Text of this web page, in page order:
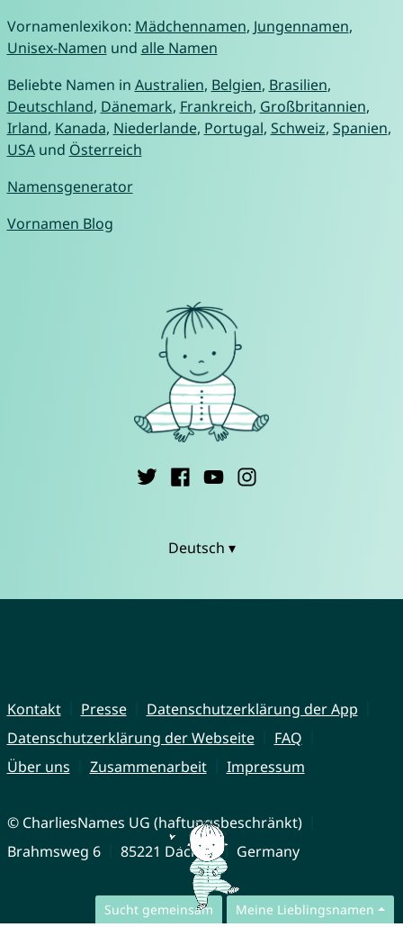
Sucht gemeinsam Meine Lieblingsnamen
Vornamenlexikon: Mädchennamen, Jungennamen,
Unisex-Namen und alle Namen
Beliebte Namen in Australien, Belgien, Brasilien,
Deutschland, Dänemark, Frankreich, Großbritannien,
Irland, Kanada, Niederlande, Portugal, Schweiz, Spanien,
USAund Österreich
Namensgenerator
Vornamen Blog
Deutsch ▾
Kontakt Presse
Datenschutzerklärung der App
Datenschutzerklärung der Webseite
FAQ
Über uns
Zusammenarbeit Impressum
© CharliesNames UG (haftungsbeschränkt)
Brahmsweg 6
85221 Dachau Germany